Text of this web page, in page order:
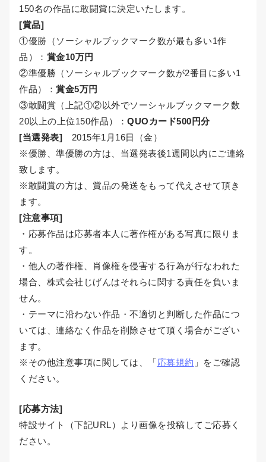
150名の作品に敢闘賞に決定いたします。
[賞品]
①優勝（ソーシャルブックマーク数が最も多い1作
品）： 賞金10万円
②準優勝（ソーシャルブックマーク数が2番目に多い1
作品）： 賞金5万円
③敢闘賞（上記①②以外でソーシャルブックマーク数
20以上の上位150作品）： QUOカード500円分
[当選発表] 2015年1月16日（金）
※優勝、準優勝の方は、当選発表後1週間以内にご連絡
致します。
※敢闘賞の方は、賞品の発送をもって代えさせて頂き
ます。
[注意事項]
・応募作品は応募者本人に著作権がある写真に限りま
す。
・他人の著作権、肖像権を侵害する行為が行なわれた
場合、株式会社じげんはそれらに関する責任を負いま
せん。
・テーマに沿わない作品・不適切と判断した作品につ
いては、連絡なく作品を削除させて頂く場合がござい
ます。
※その他注意事項に関しては、「応募規約 」をご確認
ください。
[応募方法]
特設サイト（下記URL）より画像を投稿してご応募く
ださい。